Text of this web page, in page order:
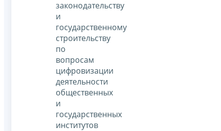
законодательству
и
государственному
строительству
по
вопросам
цифровизации
деятельности
общественных
и
государственных
институтов